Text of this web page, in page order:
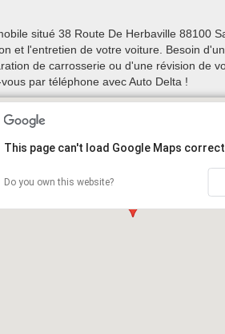
situé 38 Route De Herbaville 88100
et l'entretien de votre voiture. Besoin
de carrosserie ou d'une révision de
par téléphone avec Auto Delta !
This page can't load Google Maps
Do you own this website?